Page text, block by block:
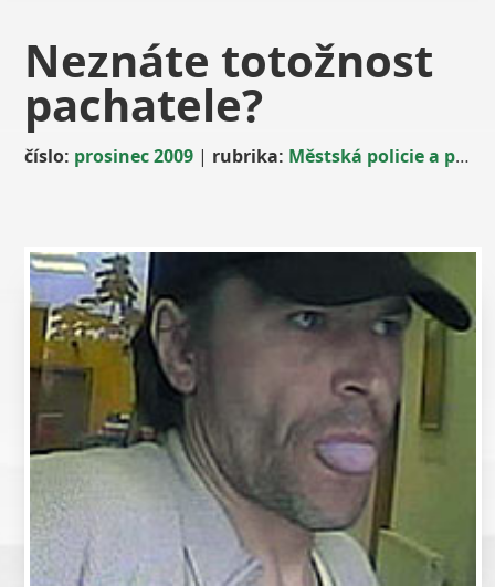
Neznáte totožnost
pachatele?
číslo: prosinec 2009 | rubrika: Městská policie a policie ČR